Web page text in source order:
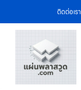
ติดต่อเรา